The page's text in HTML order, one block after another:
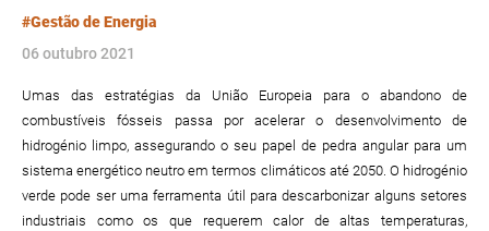
#Gestão de Energia
06 outubro 2021
Umas das estratégias da União Europeia para o abandono de
combustíveis fósseis passa por acelerar o desenvolvimento de
hidrogénio limpo, assegurando o seu papel de pedra angular para um
sistema energético neutro em termos climáticos até 2050. O hidrogénio
verde pode ser uma ferramenta útil para descarbonizar alguns setores
industriais como os que requerem calor de altas temperaturas,